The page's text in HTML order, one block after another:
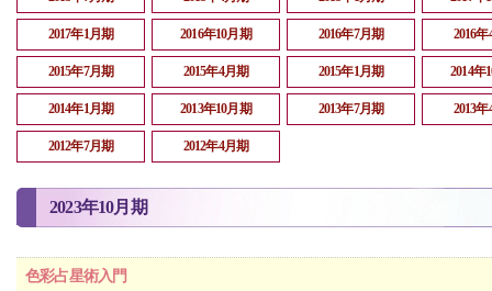
2017年1月期 2016年10月期 2016年7月期 2016
2015年7月期 2015年4月期 2015年1月期 2014年
2014年1月期 2013年10月期 2013年7月期 2013
2012年7月期 2012年4月期
2023年10月期
色彩占星術入門